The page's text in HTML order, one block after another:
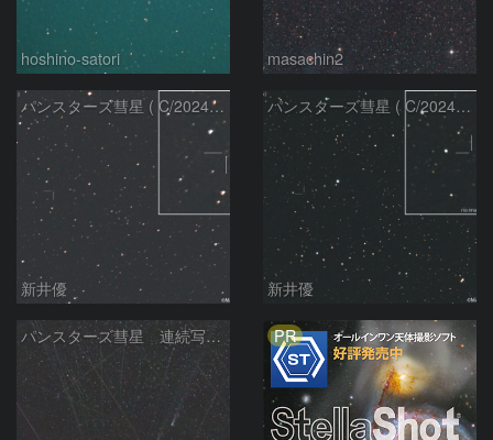
hoshino-satori masachin2
パンスターズ彗星 ( C/2024R4 )：2026/06/28
新井優
パンスターズ彗星 ( C/2024G4 )の予報位置：2026/06/23
新井優
パンスターズ彗星 連続写真 再処理 PR